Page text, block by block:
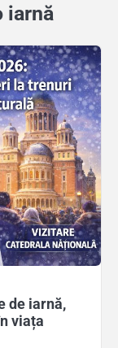
iarnă
de iarnă,
viața